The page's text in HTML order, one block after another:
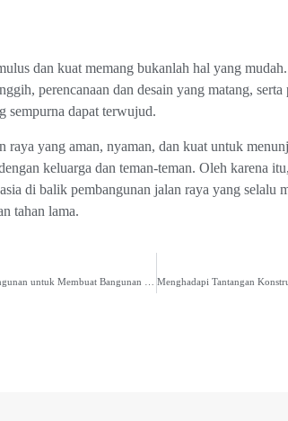
dan kuat memang bukanlah hal yang
perencanaan dan desain yang matang,
sempurna dapat terwujud.
raya yang aman, nyaman, dan kuat untuk
keluarga dan teman-teman. Oleh karena
di balik pembangunan jalan raya yang selalu
tahan lama.